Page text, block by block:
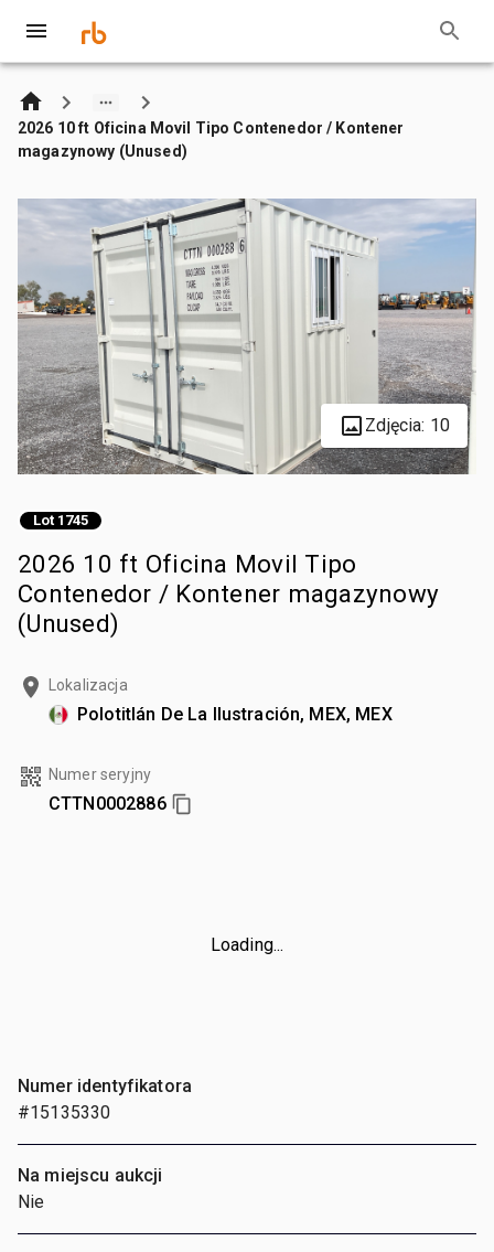
2026 10 ft Oficina Movil Tipo Contenedor / Kontener
magazynowy (Unused)
Zdjęcia: 10
Lot 1745
2026 10 ft Oficina Movil Tipo
Contenedor / Kontener magazynowy
(Unused)
Lokalizacja
Polotitlán De La Ilustración, MEX, MEX
Numer seryjny
CTTN0002886
Loading...
Numer identyfikatora
#15135330
Na miejscu aukcji
Nie